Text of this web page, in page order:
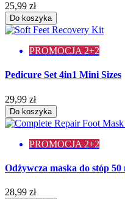
25,99 zł
Do koszyka
PROMOCJA 2+2
Pedicure Set 4in1 Mini Sizes
29,99 zł
Do koszyka
PROMOCJA 2+2
Odżywcza maska do stóp 50
28,99 zł